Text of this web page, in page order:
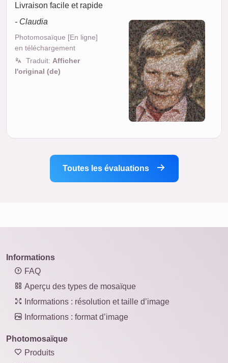
Livraison facile et rapide
- Claudia
Photomosaïque [En ligne]
en téléchargement
Traduit: Afficher
l'original (de)
Toutes les évaluations
Informations
FAQ
Aperçu des types de mosaïque
Informations : résolution et taille d’image
Informations : format d’image
Photomosaïque
Produits